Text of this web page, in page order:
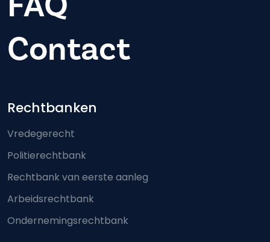
Contact
Footer-menu
Rechtbanken
Vredegerecht
Politierechtbank
Rechtbank van eerste aanleg
Arbeidsrechtbank
Ondernemingsrechtbank